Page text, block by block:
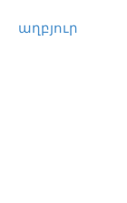
աղբյուր